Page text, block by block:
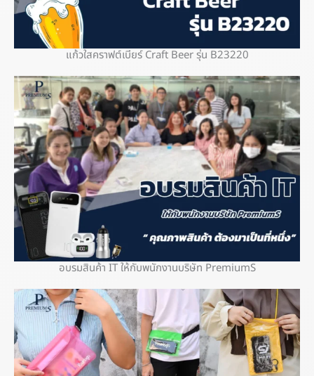
แก้วใสคราฟต์เบียร์ Craft Beer รุ่น B23220
อบรมสินค้า IT ให้กับพนักงานบริษัท PremiumS